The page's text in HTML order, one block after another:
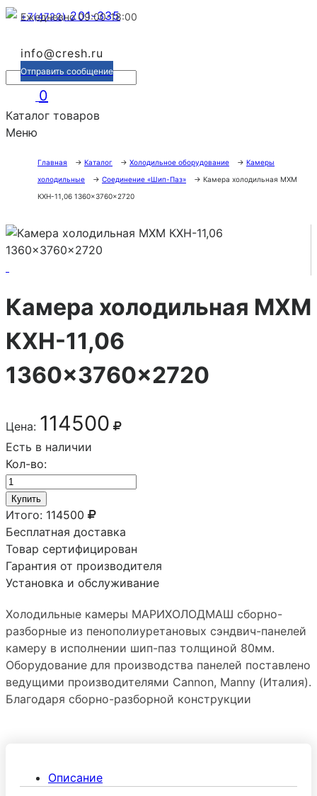
+7(4722)201-335
Ежедневно 09:00-18:00
info@cresh.ru
Отправить сообщение
0
Каталог товаров
Меню
Главная → Каталог → Холодильное оборудование → Камеры
холодильные
→ Соединение «Шип-Паз» → Камера холодильная МХМ
КХН-11,06 1360×3760×2720
Камера холодильная МХМ
КХН-11,06
1360×3760×2720
Цена: 114500
Есть в наличии
Кол-во:
Купить
Итого: 114500
Бесплатная доставка
Товар сертифицирован
Гарантия от производителя
Установка и обслуживание
Холодильные камеры МАРИХОЛОДМАШ сборно-
разборные из пенополиуретановых сэндвич-панелей
камеру в исполнении шип-паз толщиной 80мм.
Оборудование для производства панелей поставлено
ведущими производителями Сannon, Manny (Италия).
Благодаря сборно-разборной конструкции
(Италия).Описание